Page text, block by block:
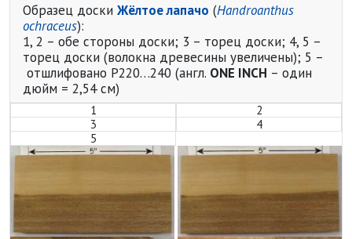
Образец доски Жёлтое лапачо (Handroanthus
ochraceus):
1, 2 – обе стороны доски; 3 – торец доски; 4, 5 –
торец доски (волокна древесины увеличены); 5 –
отшлифовано P220…240 (англ. ONE INCH – один
дюйм = 2,54 см)
1
2
3
4
5
Жёлтое лапачо (Handroanthus